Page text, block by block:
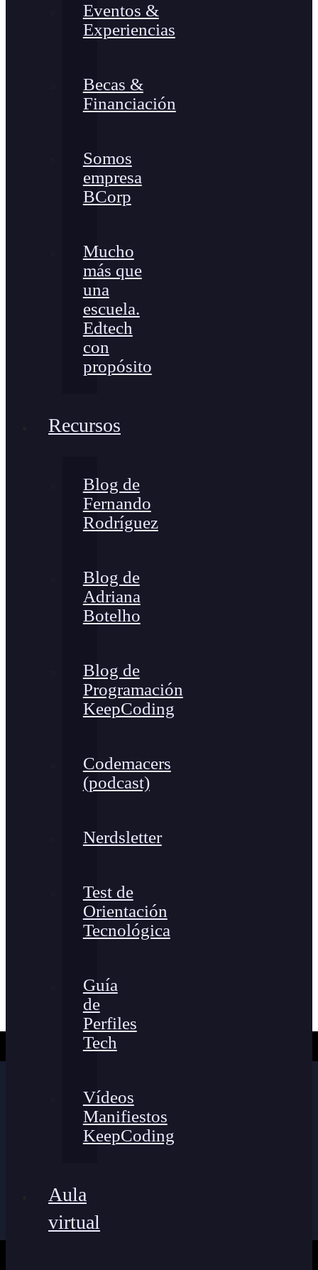
Eventos &
Experiencias
Becas &
Financiación
Somos
empresa
BCorp
Mucho
más que
una
escuela.
Edtech
con
propósito
Recursos
Blog de
Fernando
Rodríguez
Blog de
Adriana
Botelho
Blog de
Programación
KeepCoding
Codemacers
(podcast)
Nerdsletter
Test de
Orientación
Tecnológica
Guía
de
Perfiles
Tech
Vídeos
Manifiestos
KeepCoding
Aula
virtual